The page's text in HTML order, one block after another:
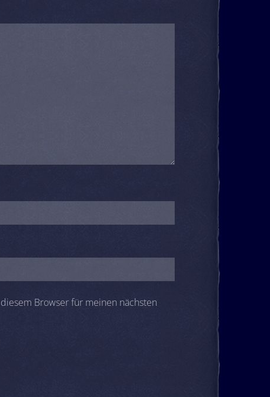
Browser für meinen nächsten